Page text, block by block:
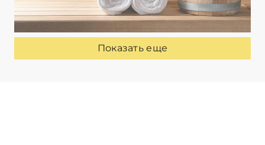
Показать еще